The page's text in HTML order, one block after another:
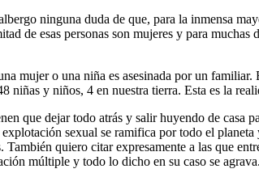
ninguna duda de que, para la inmensa
de esas personas son mujeres y para muchas
mujer o una niña es asesinada por un familiar.
niñas y niños, 4 en nuestra tierra. Esta es la
que dejar todo atrás y salir huyendo de casa
sexual se ramifica por todo el planeta
quiero citar expresamente a las que
múltiple y todo lo dicho en su caso se agrava.